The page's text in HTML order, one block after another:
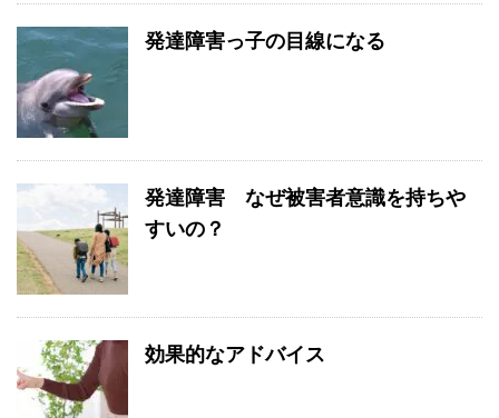
発達障害っ子の目線になる
発達障害 なぜ被害者意識を持ちや
すいの？
効果的なアドバイス